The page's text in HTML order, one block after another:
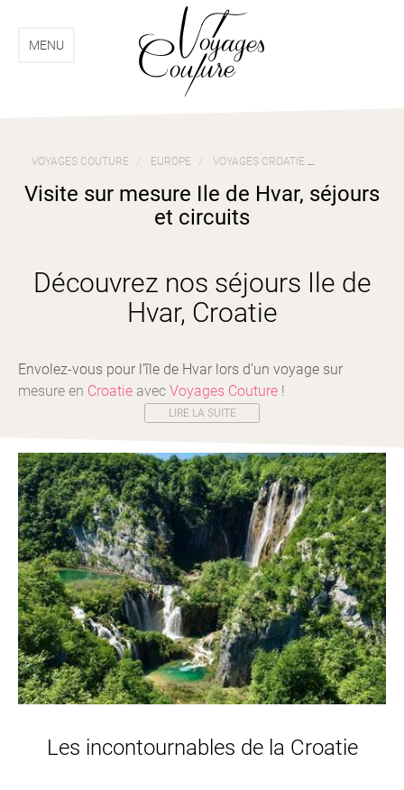
menu
contenuMENU
VOYAGES COUTURE EUROPE VOYAGES CROATIE
Visite sur mesure Ile de Hvar, séjours
et circuits
Découvrez nos séjours Ile de
Hvar, Croatie
Envolez-vous pour l’île de Hvar lors d’un voyage sur
mesure en Croatie avec Voyages Couture !
LIRE LA SUITE
Les incontournables de la Croatie